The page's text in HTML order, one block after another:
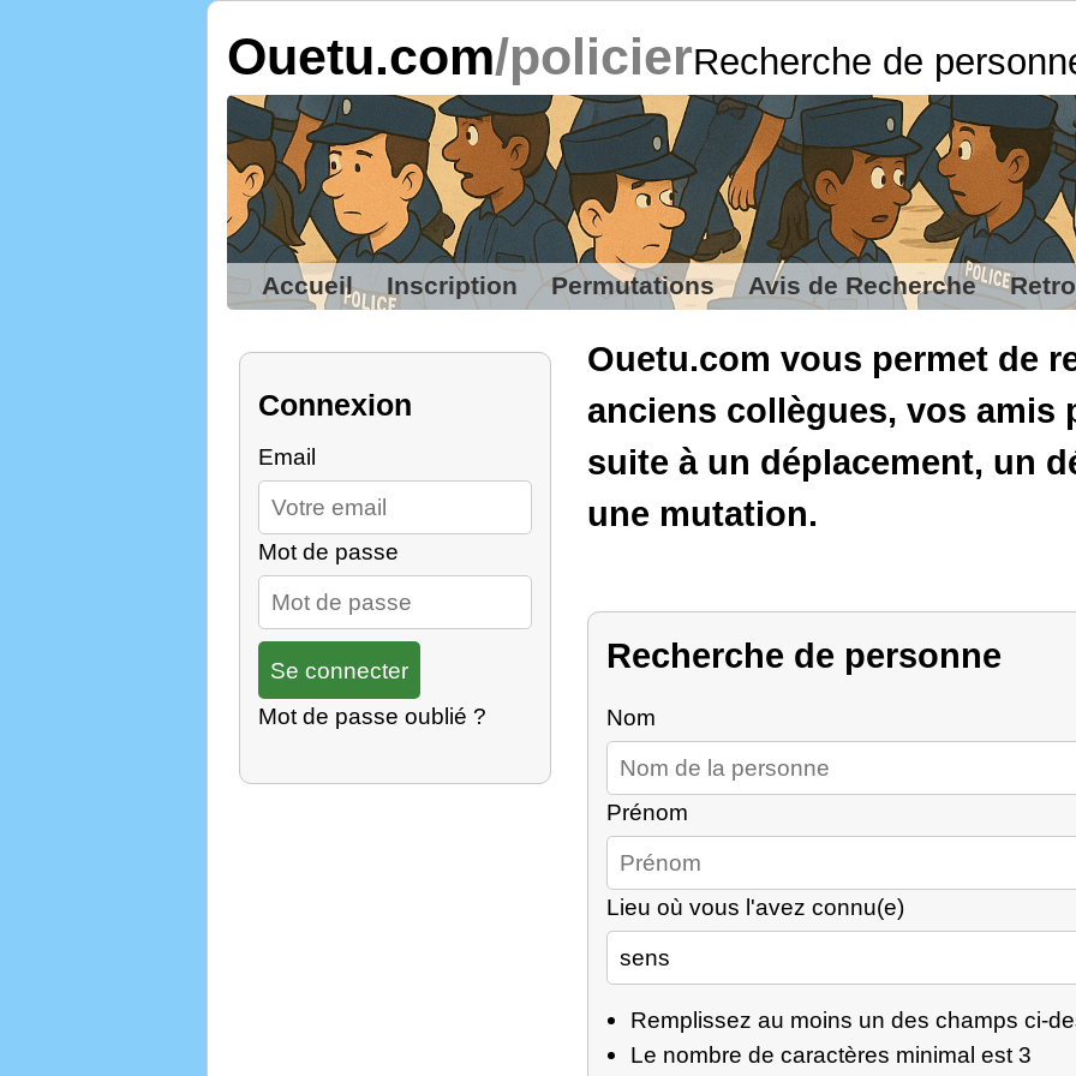
Ouetu.com/policierRecherche de
Accueil Inscription Permutations Avis de Recherche
Connexion
Email
Mot de passe
Mot de passe oublié ?
Ouetu.com vous permet de
anciens collègues, vos amis
suite à un déplacement, un
une mutation.
Recherche de personne
Nom
Prénom
Lieu où vous l'avez connu(e)
Remplissez au moins un des champs ci-
Le nombre de caractères minimal est 3